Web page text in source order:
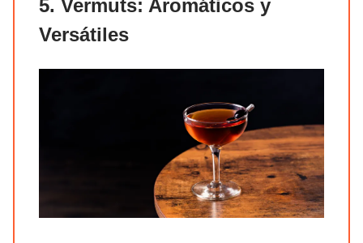
5. Vermuts: Aromáticos y
Versátiles